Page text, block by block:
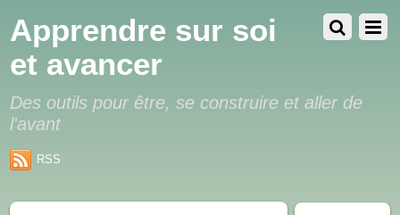
Apprendre sur soi
et avancer
Des outils pour être, se construire et aller de
l'avant
RSS